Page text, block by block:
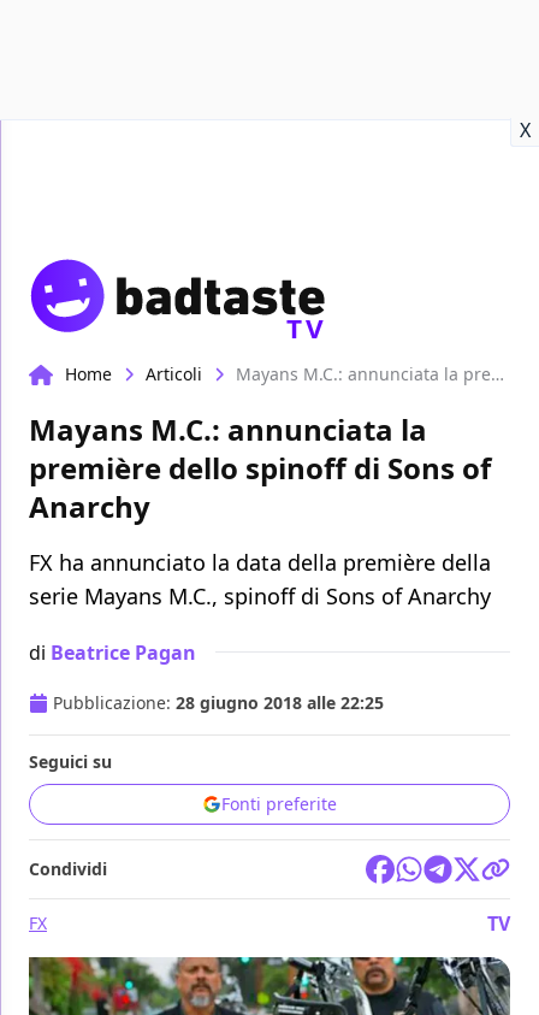
X
TV
Home Articoli Mayans M.C.: annunciata la première dello spinoff di Sons of Anarchy
Mayans M.C.: annunciata la
première dello spinoff di Sons of
Anarchy
FX ha annunciato la data della première della
serie Mayans M.C., spinoff di Sons of Anarchy
di Beatrice Pagan
Pubblicazione: 28 giugno 2018 alle 22:25
Seguici su
Fonti preferite
Condividi
FX TV